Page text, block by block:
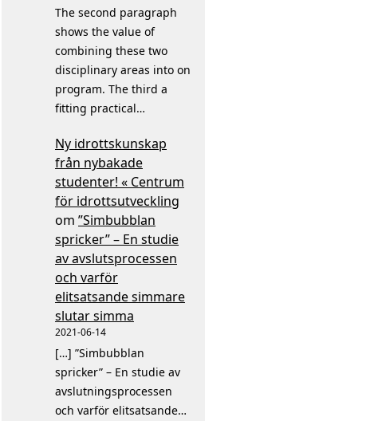
The second paragraph
shows the value of
combining these two
disciplinary areas into on
program. The third a
fitting practical…
Ny idrottskunskap
från nybakade
studenter! « Centrum
för idrottsutveckling
om ”Simbubblan
spricker” – En studie
av avslutsprocessen
och varför
elitsatsande simmare
slutar simma
2021-06-14
[…] ”Simbubblan
spricker” – En studie av
avslutningsprocessen
och varför elitsatsande…